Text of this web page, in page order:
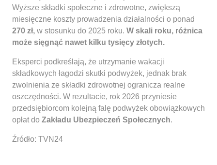
Wyższe składki społeczne i zdrowotne, zwiększą
miesięczne koszty prowadzenia działalności o ponad
270 zł, w stosunku do 2025 roku. W skali roku, różnica
może sięgnąć nawet kilku tysięcy złotych.
Eksperci podkreślają, że utrzymanie wakacji
składkowych łagodzi skutki podwyżek, jednak brak
zwolnienia ze składki zdrowotnej ogranicza realne
oszczędności. W rezultacie, rok 2026 przyniesie
przedsiębiorcom kolejną falę podwyżek obowiązkowych
opłat do Zakładu Ubezpieczeń Społecznych.
Źródło: TVN24